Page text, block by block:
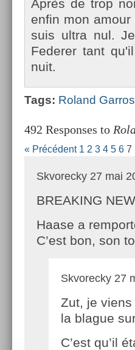
Après de trop
enfin mon
suis ultra nul.
Feder­er tant
nuit.
Tags: Roland Gar­ros
492 Responses to
« Précédent 1 2 3 4 5 6 7
Skvorecky 27 mai
BREAKING
Haase a
C’est bon, son
Skvorecky 27
Zut, je
la blague
C’est qu’il